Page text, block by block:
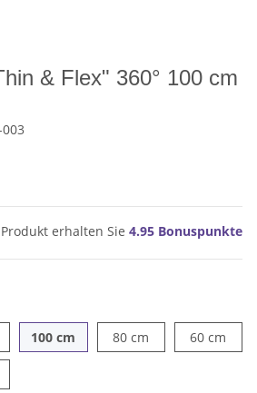
& Flex" 360° 100 cm
erhalten Sie 4.95 Bonuspunkte
cm100 cm 100 cm80 cm 60 cm
cm